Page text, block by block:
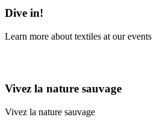
Dive in!
Learn more about textiles at our events
Vivez la nature sauvage
Vivez la nature sauvage